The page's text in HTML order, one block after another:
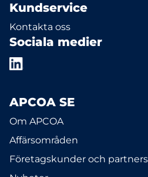
Kundservice
Kontakta oss
Sociala medier
APCOA SE
Om APCOA
Affärsområden
Företagskunder och partners